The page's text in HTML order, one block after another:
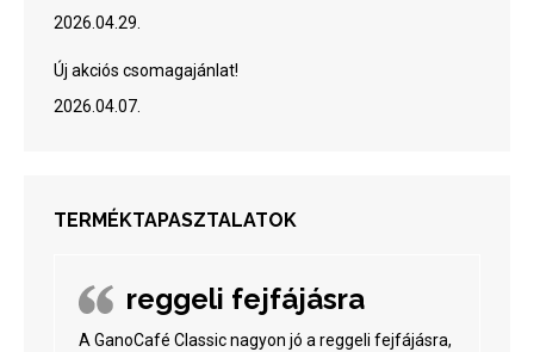
2026.04.29.
Új akciós csomagajánlat!
2026.04.07.
TERMÉKTAPASZTALATOK
reggeli fejfájásra
A GanoCafé Classic nagyon jó a reggeli fejfájásra,